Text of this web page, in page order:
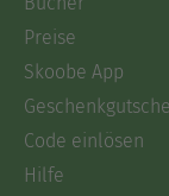
Preise
Skoobe App
Code einlösen
Hilfe